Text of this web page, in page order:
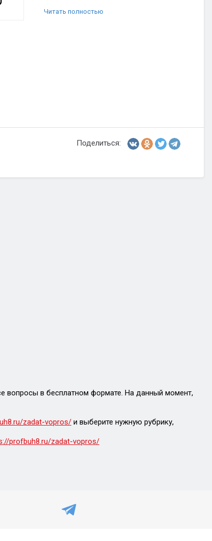
Читать полностью
Поделиться:
вопросы в бесплатном формате. На данный момент,
zadat-vopros/ и выберите нужную рубрику,
profbuh8.ru/zadat-vopros/